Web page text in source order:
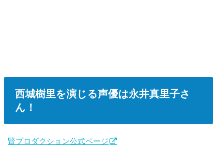
西城樹里を演じる声優は永井真里子さ
ん！
賢プロダクション公式ページ